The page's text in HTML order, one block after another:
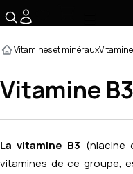
Vitamines et minéraux
Vitamine
La vitamine B3 (niacine
vitamines de ce groupe,